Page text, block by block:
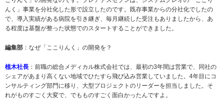
んく」事業を分社化した形で設立したのです。既存事業からの分社化でしたの
で、導入実績がある病院を引き継ぎ、毎月継続した受注もありましたから、あ
る程度は基盤が整った状態でのスタートすることができました。
編集部 ：なぜ「ここりんく」の開発を？
植木社長 ：前職の総合メディカル株式会社では、最初の3年間は営業で、同社の
シェアがあまり高くない地域でひたすら飛び込み営業していました。4年目にコ
ンサルティング部門に移り、大型プロジェクトのリーダーを担当しました。そ
れがものすごく大変で、でもものすごく面白かったんですよ。